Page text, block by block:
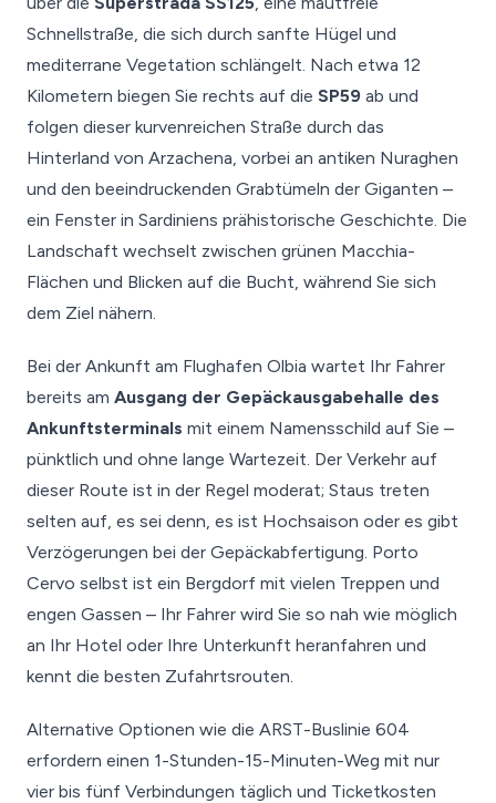
Schnellstraße, die sich durch sanfte Hügel und
mediterrane Vegetation schlängelt. Nach etwa 12
Kilometern biegen Sie rechts auf die SP59 ab und
folgen dieser kurvenreichen Straße durch das
Hinterland von Arzachena, vorbei an antiken Nuraghen
und den beeindruckenden Grabtümeln der Giganten –
ein Fenster in Sardiniens prähistorische Geschichte. Die
Landschaft wechselt zwischen grünen Macchia-
Flächen und Blicken auf die Bucht, während Sie sich
dem Ziel nähern.
Bei der Ankunft am Flughafen Olbia wartet Ihr Fahrer
bereits am Ausgang der Gepäckausgabehalle des
Ankunftsterminals mit einem Namensschild auf Sie –
pünktlich und ohne lange Wartezeit. Der Verkehr auf
dieser Route ist in der Regel moderat; Staus treten
selten auf, es sei denn, es ist Hochsaison oder es gibt
Verzögerungen bei der Gepäckabfertigung. Porto
Cervo selbst ist ein Bergdorf mit vielen Treppen und
engen Gassen – Ihr Fahrer wird Sie so nah wie möglich
an Ihr Hotel oder Ihre Unterkunft heranfahren und
kennt die besten Zufahrtsrouten.
Alternative Optionen wie die ARST-Buslinie 604
erfordern einen 1-Stunden-15-Minuten-Weg mit nur
vier bis fünf Verbindungen täglich und Ticketkosten